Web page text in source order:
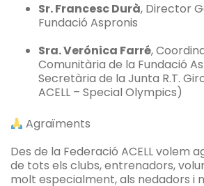
Sr. Francesc Durà, Director
Fundació Aspronis
Sra. Verónica Farré,
Comunitària de la Fundació
Secretària de la Junta R.T.
ACELL – Special Olympics)
Agraïments
Des de la Federació ACELL volem
de tots els clubs, entrenadors,
molt especialment, als nedadors i